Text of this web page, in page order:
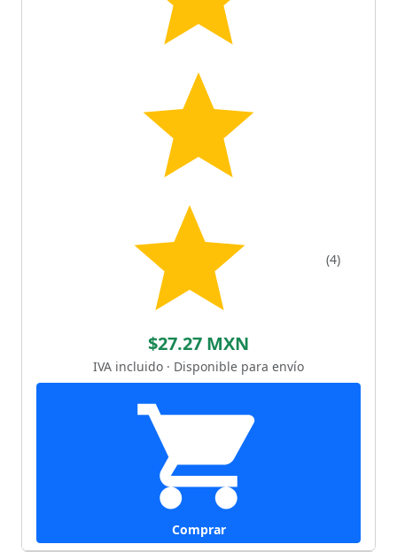
(4)
$27.27 MXN
IVA incluido · Disponible para envío
Comprar